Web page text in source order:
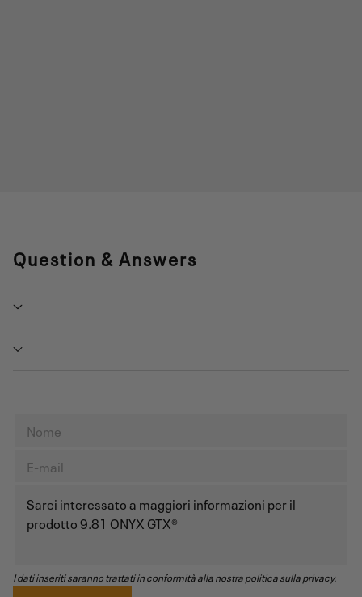
Question & Answers
I dati inseriti saranno trattati in conformità alla nostra politica sulla privacy.